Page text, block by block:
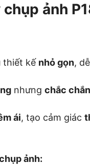
ảnh
thiết kế nhỏ gọn,
nhưng chắc chắn
ái, tạo cảm giác
ảnh: